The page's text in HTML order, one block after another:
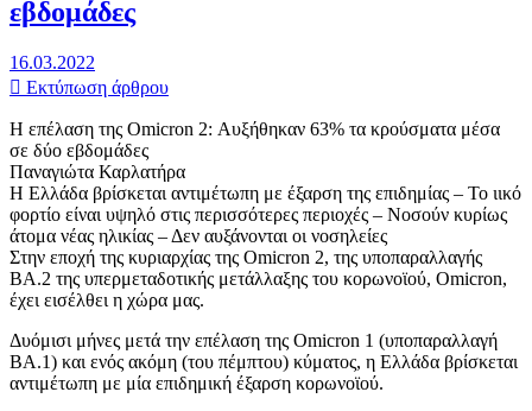
εβδομάδες
16.03.2022
Εκτύπωση άρθρου
Η επέλαση της Omicron 2: Αυξήθηκαν 63% τα κρούσματα μέσα
σε δύο εβδομάδες
Παναγιώτα Καρλατήρα
Η Ελλάδα βρίσκεται αντιμέτωπη με έξαρση της επιδημίας – Το ιικό
φορτίο είναι υψηλό στις περισσότερες περιοχές – Νοσούν κυρίως
άτομα νέας ηλικίας – Δεν αυξάνονται οι νοσηλείες
Στην εποχή της κυριαρχίας της Omicron 2, της υποπαραλλαγής
ΒΑ.2 της υπερμεταδοτικής μετάλλαξης του κορωνοϊού, Omicron,
έχει εισέλθει η χώρα μας.
Δυόμισι μήνες μετά την επέλαση της Omicron 1 (υποπαραλλαγή
ΒΑ.1) και ενός ακόμη (του πέμπτου) κύματος, η Ελλάδα βρίσκεται
αντιμέτωπη με μία επιδημική έξαρση κορωνοϊού.